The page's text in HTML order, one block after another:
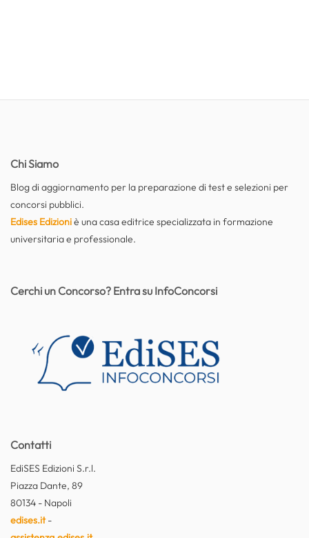
Chi Siamo
Blog di aggiornamento per la preparazione di test e selezioni per
concorsi pubblici.
Edises Edizioniè una casa editrice specializzata in formazione
universitaria e professionale.
Contatti
EdiSES Edizioni S.r.l.
Piazza Dante, 89
80134 - Napoli
edises.it-
Cerchi un Concorso? Entra su InfoConcorsi